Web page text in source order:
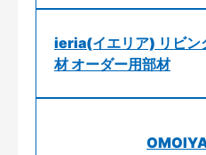
ieria(イエリア) リビン
材 オーダー用部材